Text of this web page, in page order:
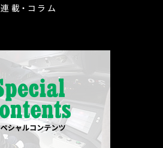
連載・コラム